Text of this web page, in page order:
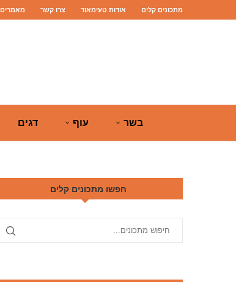
מתכונים קלים אודות טעימאוד צרו קשר מאמרים
בשר עוף דגים
חפשו מתכונים קלים